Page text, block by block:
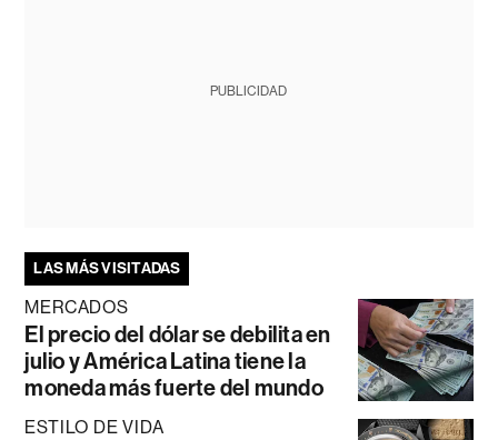
PUBLICIDAD
LAS MÁS VISITADAS
MERCADOS
El precio del dólar se debilita en
julio y América Latina tiene la
moneda más fuerte del mundo
ESTILO DE VIDA